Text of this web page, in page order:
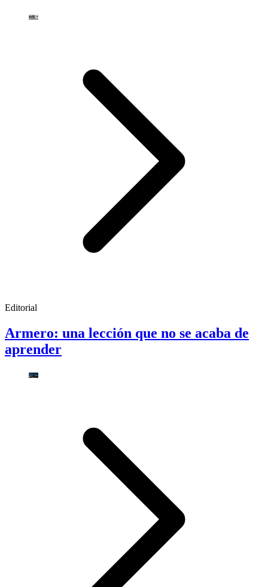
Editorial
Armero: una lección que no se acaba de
aprender